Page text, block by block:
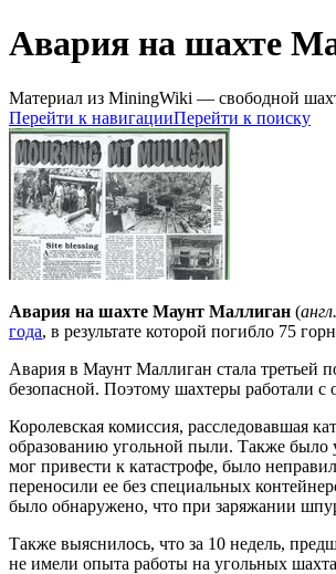
Авария на шахте
Материал из MiningWiki — свободной
Перейти к навигацииПерейти к поиску
Авария на шахте Маунт Маллиган (англ.
года, в результате которой погибло 75
Авария в Маунт Маллиган стала третьей
безопасной. Поэтому шахтеры работали
Королевская комиссия, расследовавшая
образованию угольной пыли. Также было
мог привести к катастрофе, было
переносили ее без специальных
было обнаружено, что при заряжании
Также выяснилось, что за 10 недель,
не имели опыта работы на угольных